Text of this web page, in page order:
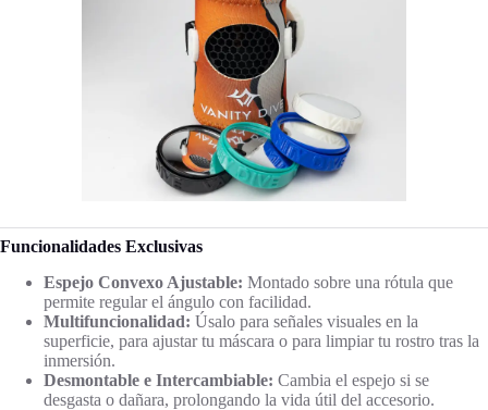
Funcionalidades Exclusivas
Espejo Convexo Ajustable: Montado sobre una rótula que
permite regular el ángulo con facilidad.
Multifuncionalidad: Úsalo para señales visuales en la
superficie, para ajustar tu máscara o para limpiar tu rostro tras la
inmersión.
Desmontable e Intercambiable: Cambia el espejo si se
desgasta o dañara, prolongando la vida útil del accesorio.